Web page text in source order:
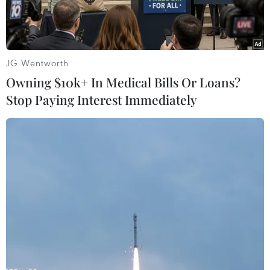
thế giới.
quanh thế giới Clipper Race mùa giải 2023-2024. (Ảnh: TTXVN
phát)
Sớm hơn dự kiến, vào lúc 13 giờ 20 ngày 18/2,
JG Wentworth
Owning $10k+ In Medical Bills Or Loans?
Stop Paying Interest Immediately